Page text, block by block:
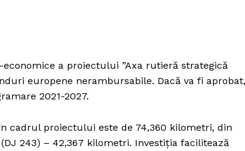
a proiectului ”Axa rutieră strategică
europene nerambursabile. Dacă va fi aprobat,
2021-2027.
cadrul proiectului este de 74,360 kilometri, din
243) – 42,367 kilometri. Investiția facilitează